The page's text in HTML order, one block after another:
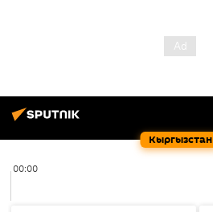
Кыргызстан
00:00